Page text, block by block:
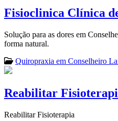
Fisioclinica Clínica
Solução para as dores em
forma natural.
Quiropraxia em Conselheiro
Reabilitar
Reabilitar Fisioterapia